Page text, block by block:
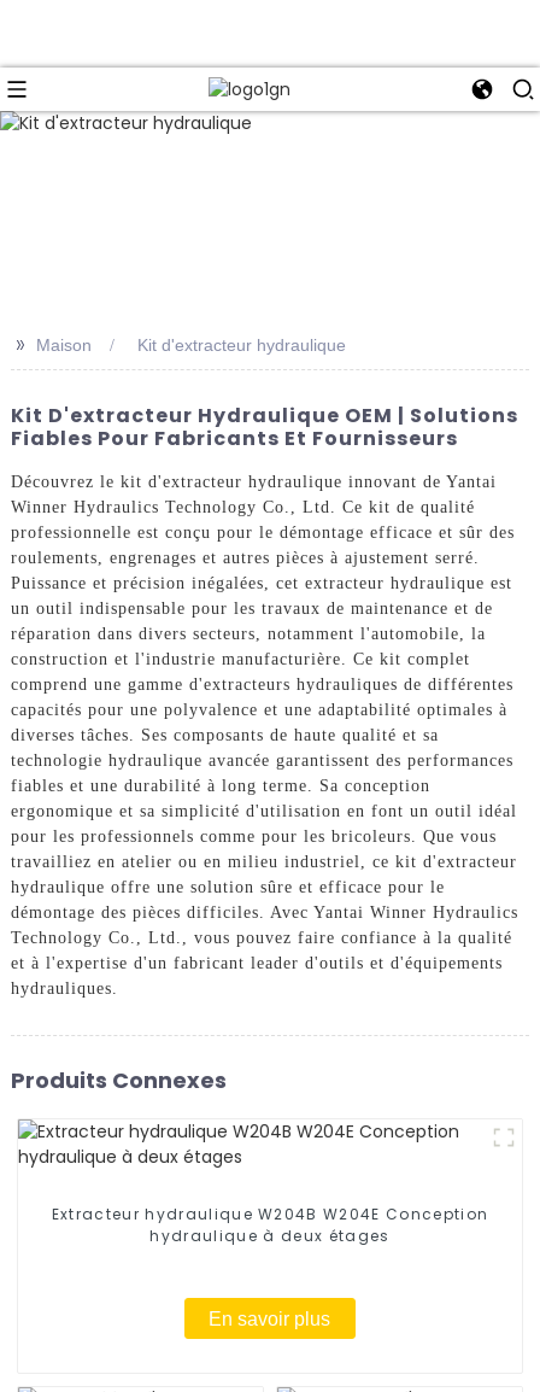
>> Maison Kit d'extracteur hydraulique
Kit D'extracteur Hydraulique OEM | Solutions
Fiables Pour Fabricants Et Fournisseurs
Découvrez le kit d'extracteur hydraulique innovant de Yantai
Winner Hydraulics Technology Co., Ltd. Ce kit de qualité
professionnelle est conçu pour le démontage efficace et sûr des
roulements, engrenages et autres pièces à ajustement serré.
Puissance et précision inégalées, cet extracteur hydraulique est
un outil indispensable pour les travaux de maintenance et de
réparation dans divers secteurs, notamment l'automobile, la
construction et l'industrie manufacturière. Ce kit complet
comprend une gamme d'extracteurs hydrauliques de différentes
capacités pour une polyvalence et une adaptabilité optimales à
diverses tâches. Ses composants de haute qualité et sa
technologie hydraulique avancée garantissent des performances
fiables et une durabilité à long terme. Sa conception
ergonomique et sa simplicité d'utilisation en font un outil idéal
pour les professionnels comme pour les bricoleurs. Que vous
travailliez en atelier ou en milieu industriel, ce kit d'extracteur
hydraulique offre une solution sûre et efficace pour le
démontage des pièces difficiles. Avec Yantai Winner Hydraulics
Technology Co., Ltd., vous pouvez faire confiance à la qualité
et à l'expertise d'un fabricant leader d'outils et d'équipements
hydrauliques.
Produits Connexes
Extracteur hydraulique W204B W204E Conception
hydraulique à deux étages
En savoir plus